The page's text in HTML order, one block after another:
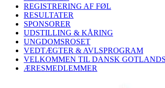
REGISTRERING AF FØL
RESULTATER
SPONSORER
UDSTILLING & KÅRING
UNGDOMSROSET
VEDTÆGTER & AVLSPROGRAM
VELKOMMEN TIL DANSK
ÆRESMEDLEMMER